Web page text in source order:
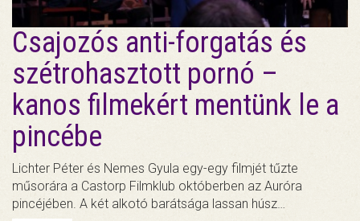
Csajozós anti-forgatás és
szétrohasztott pornó –
kanos filmekért mentünk le a
pincébe
Lichter Péter és Nemes Gyula egy-egy filmjét tűzte
műsorára a Castorp Filmklub októberben az Auróra
pincéjében. A két alkotó barátsága lassan húsz…